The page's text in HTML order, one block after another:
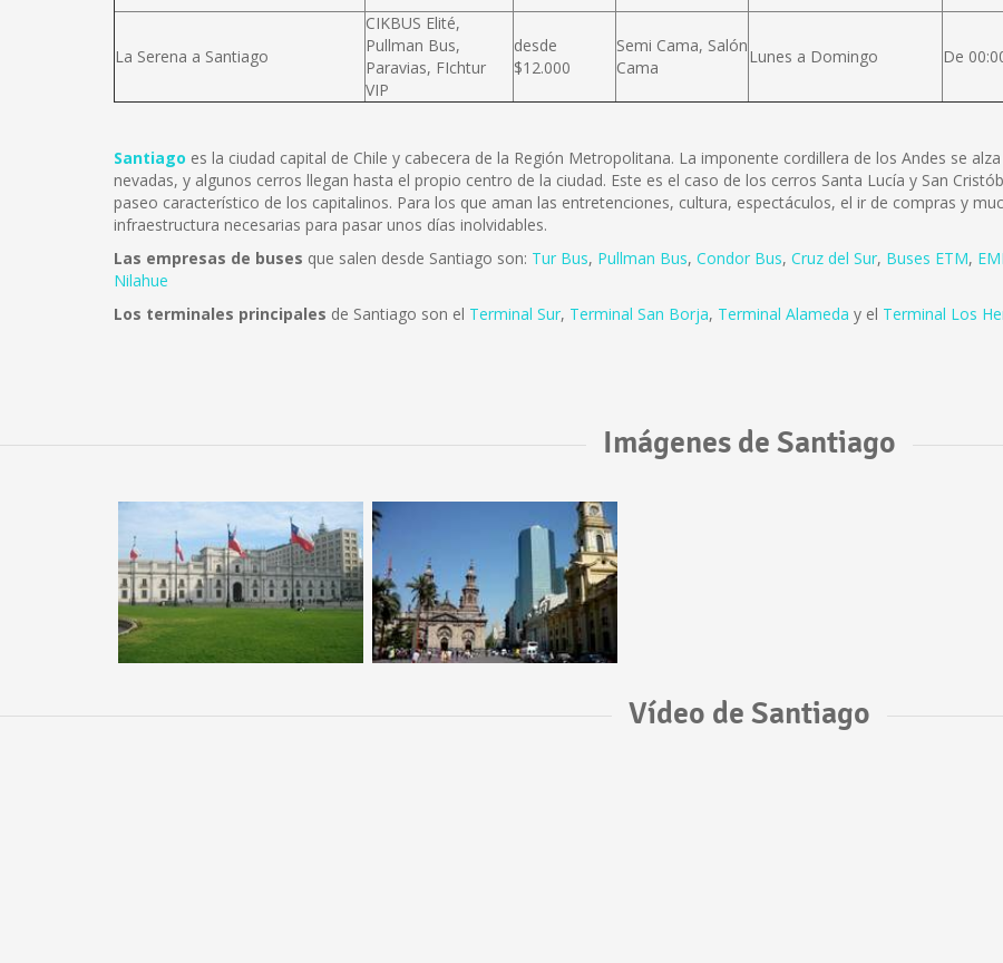
La Serena a Santiago
CIKBUS Elité,
Pullman Bus,
Paravias, FIchtur
VIP
desde
$12.000
Semi Cama, Salón
Cama
Lunes a Domingo De
Santiago es la ciudad capital de Chile y cabecera de la Región Metropolitana. La imponente cordillera de los Andes se
nevadas, y algunos cerros llegan hasta el propio centro de la ciudad. Este es el caso de los cerros Santa Lucía y San
paseo característico de los capitalinos. Para los que aman las entretenciones, cultura, espectáculos, el ir de compras y
infraestructura necesarias para pasar unos días inolvidables.
Las empresas de buses que salen desde Santiago son: Tur Bus, Pullman Bus, Condor Bus, Cruz del Sur, Buses ETM,
Nilahue
Los terminales principales de Santiago son el Terminal Sur, Terminal San Borja, Terminal Alameda y el Terminal Los
Imágenes de Santiago
Vídeo de Santiago